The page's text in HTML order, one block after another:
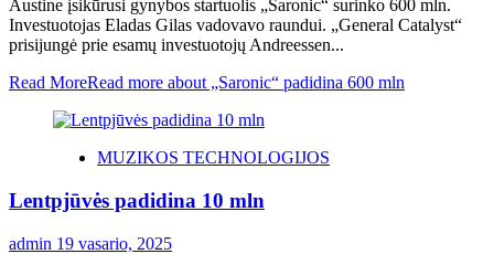
Austine įsikūrusi gynybos startuolis „Saronic“ surinko 600 mln.
Investuotojas Eladas Gilas vadovavo raundui. „General Catalyst“
prisijungė prie esamų investuotojų Andreessen...
Read MoreRead more about „Saronic“ padidina 600 mln
MUZIKOS TECHNOLOGIJOS
Lentpjūvės padidina 10 mln
admin 19 vasario, 2025